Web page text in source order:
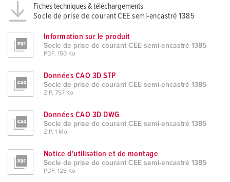
Fiches techniques & téléchargements
Socle de prise de courant CEE semi-encastré 1385
Information sur le produit
Socle de prise de courant CEE semi-encastré 1385
PDF, 150 Ko
Données CAO 3D STP
Socle de prise de courant CEE semi-encastré 1385
ZIP, 757 Ko
Données CAO 3D DWG
Socle de prise de courant CEE semi-encastré 1385
ZIP, 1 Mo
Notice d'utilisation et de montage
Socle de prise de courant CEE semi-encastré 1385
PDF, 128 Ko